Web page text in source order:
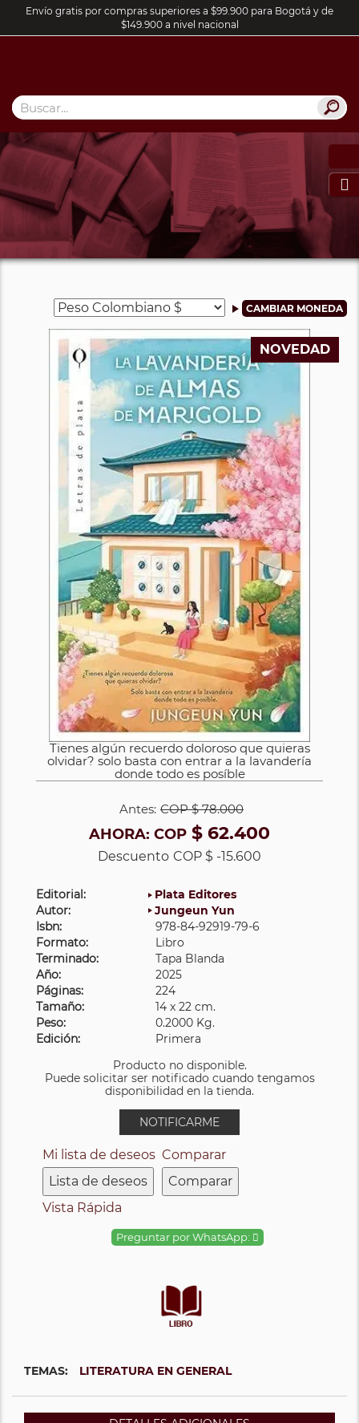
Envío gratis por compras superiores a $99.900 para Bogotá y de
$149.900 a nivel nacional

NOVEDAD
Tienes algún recuerdo doloroso que quieras
olvidar? solo basta con entrar a la lavandería
donde todo es posíble
Antes: COP$ 78.000
AHORA: COP $ 62.400
Descuento COP $ -15.600
Editorial:
Plata Editores
Autor:
Jungeun Yun
Isbn:
978-84-92919-79-6
Formato:
Libro
Terminado:
Tapa Blanda
Año:
2025
Páginas:
224
Tamaño:
14 x 22 cm.
Peso:
0.2000 Kg.
Edición:
Primera
Producto no disponible.
Puede solicitar ser notificado cuando tengamos
disponibilidad en la tienda.
NOTIFICARME
Mi lista de deseos
Lista de deseos
Comparar
Comparar
Vista Rápida
Preguntar por WhatsApp:
TEMAS: LITERATURA EN GENERAL